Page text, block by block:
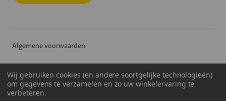
Algemene voorwaarden
Cookiebeleid
Wij gebruiken cookies (en andere soortgelijke technologieën)
om gegevens te verzamelen en zo uw winkelervaring te
verbeteren.